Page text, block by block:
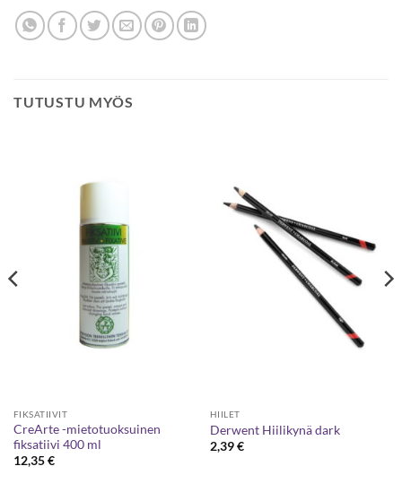
TUTUSTU MYÖS
FIKSATIIVIT
CreArte -mietotuoksuinen
fiksatiivi 400 ml
12,35€
HIILET
Derwent Hiilikynä dark
2,39€